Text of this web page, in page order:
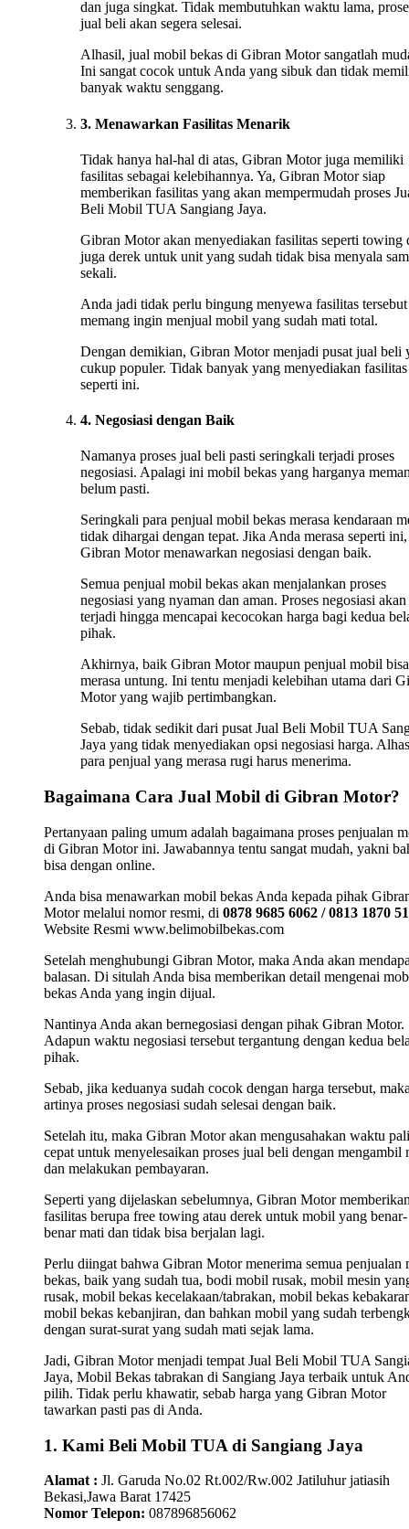
dan juga singkat. Tidak membutuhkan waktu lama,
jual beli akan segera selesai.
Alhasil, jual mobil bekas di Gibran Motor sangatlah
Ini sangat cocok untuk Anda yang sibuk dan tidak
banyak waktu senggang.
3. Menawarkan Fasilitas Menarik
Tidak hanya hal-hal di atas, Gibran Motor juga memiliki
fasilitas sebagai kelebihannya. Ya, Gibran Motor siap
memberikan fasilitas yang akan mempermudah proses
Beli Mobil TUA Sangiang Jaya.
Gibran Motor akan menyediakan fasilitas seperti towing
juga derek untuk unit yang sudah tidak bisa menyala
sekali.
Anda jadi tidak perlu bingung menyewa fasilitas
memang ingin menjual mobil yang sudah mati total.
Dengan demikian, Gibran Motor menjadi pusat jual beli
cukup populer. Tidak banyak yang menyediakan fasilitas
seperti ini.
4. Negosiasi dengan Baik
Namanya proses jual beli pasti seringkali terjadi proses
negosiasi. Apalagi ini mobil bekas yang harganya
belum pasti.
Seringkali para penjual mobil bekas merasa kendaraan
tidak dihargai dengan tepat. Jika Anda merasa seperti ini,
Gibran Motor menawarkan negosiasi dengan baik.
Semua penjual mobil bekas akan menjalankan proses
negosiasi yang nyaman dan aman. Proses negosiasi akan
terjadi hingga mencapai kecocokan harga bagi kedua
pihak.
Akhirnya, baik Gibran Motor maupun penjual mobil bisa
merasa untung. Ini tentu menjadi kelebihan utama dari
Motor yang wajib pertimbangkan.
Sebab, tidak sedikit dari pusat Jual Beli Mobil TUA
Jaya yang tidak menyediakan opsi negosiasi harga.
para penjual yang merasa rugi harus menerima.
Bagaimana Cara Jual Mobil di Gibran Motor?
Pertanyaan paling umum adalah bagaimana proses penjualan
di Gibran Motor ini. Jawabannya tentu sangat mudah, yakni
bisa dengan online.
Anda bisa menawarkan mobil bekas Anda kepada pihak
Motor melalui nomor resmi, di 0878 9685 6062 / 0813 1870
Website Resmi www.belimobilbekas.com
Setelah menghubungi Gibran Motor, maka Anda akan
balasan. Di situlah Anda bisa memberikan detail mengenai
bekas Anda yang ingin dijual.
Nantinya Anda akan bernegosiasi dengan pihak Gibran Motor.
Adapun waktu negosiasi tersebut tergantung dengan kedua
pihak.
Sebab, jika keduanya sudah cocok dengan harga tersebut,
artinya proses negosiasi sudah selesai dengan baik.
Setelah itu, maka Gibran Motor akan mengusahakan waktu
cepat untuk menyelesaikan proses jual beli dengan mengambil
dan melakukan pembayaran.
Seperti yang dijelaskan sebelumnya, Gibran Motor
fasilitas berupa free towing atau derek untuk mobil yang benar-
benar mati dan tidak bisa berjalan lagi.
Perlu diingat bahwa Gibran Motor menerima semua penjualan
bekas, baik yang sudah tua, bodi mobil rusak, mobil mesin
rusak, mobil bekas kecelakaan/tabrakan, mobil bekas
mobil bekas kebanjiran, dan bahkan mobil yang sudah
dengan surat-surat yang sudah mati sejak lama.
Jadi, Gibran Motor menjadi tempat Jual Beli Mobil TUA
Jaya, Mobil Bekas tabrakan di Sangiang Jaya terbaik untuk
pilih. Tidak perlu khawatir, sebab harga yang Gibran Motor
tawarkan pasti pas di Anda.
1. Kami Beli Mobil TUA di Sangiang Jaya
Alamat : Jl. Garuda No.02 Rt.002/Rw.002 Jatiluhur jatiasih
Bekasi,Jawa Barat 17425
Nomor Telepon: 087896856062